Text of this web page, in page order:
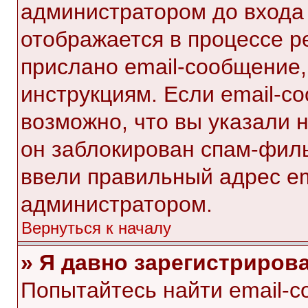
администратором до
отображается в процессе
прислано email-
инструкциям. Если email-
возможно, что вы указали
он заблокирован спам-
ввели правильный адрес
администратором.
Вернуться к началу
» Я давно
Попытайтесь найти email-